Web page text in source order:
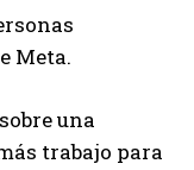
Meta.
una
trabajo para